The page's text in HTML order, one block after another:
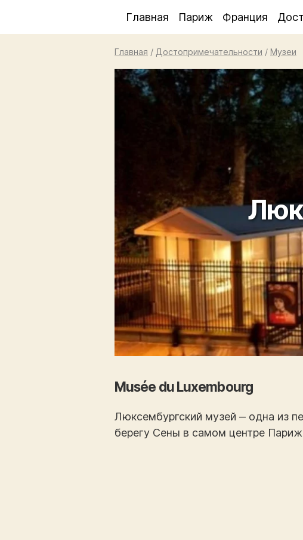
Главная Париж Франция
Главная / Достопримечательности / Музеи
Musée du Luxembourg
Люксембургский музей ‒ одна из
берегу Сены в самом центре